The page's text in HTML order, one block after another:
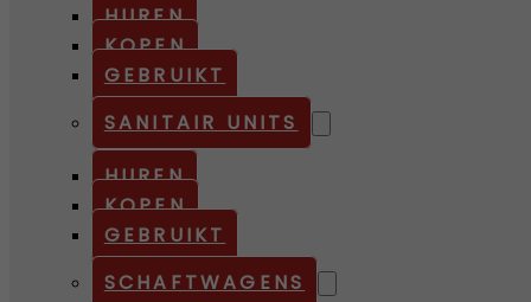
HUREN
KOPEN
GEBRUIKT
SANITAIR UNITS
HUREN
KOPEN
GEBRUIKT
SCHAFTWAGENS